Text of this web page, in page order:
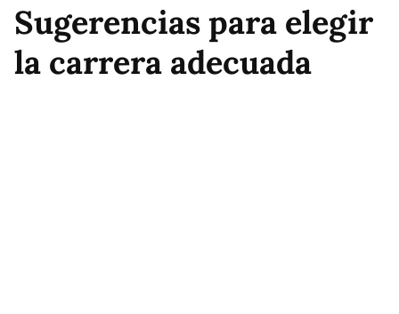
Sugerencias para elegir
la carrera adecuada